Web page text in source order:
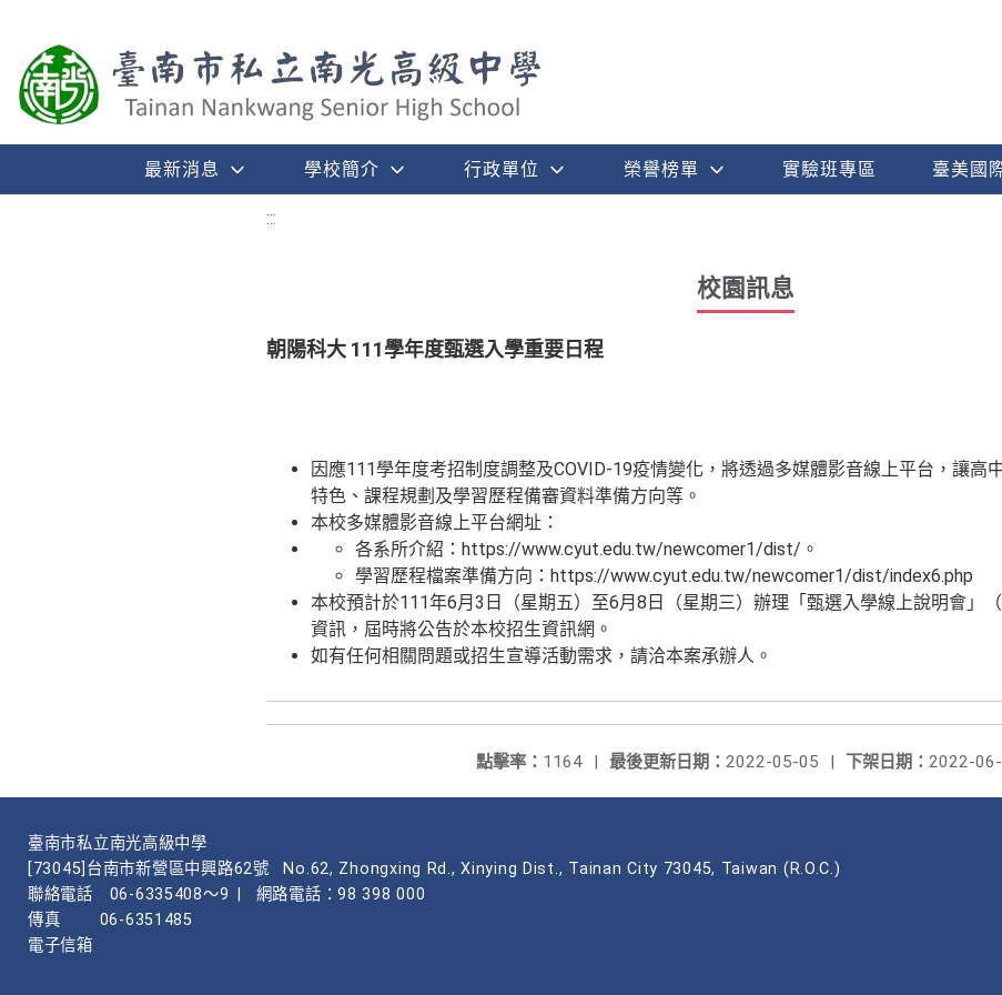
最新消息 學校簡介 行政單位 榮譽榜單 實驗班專區 臺美國
:::
校園訊息
朝陽科大 111學年度甄選入學重要日程
因應111學年度考招制度調整及COVID-19疫情變化，將透過多媒體影音線上平台，讓高
特色、課程規劃及學習歷程備審資料準備方向等。
本校多媒體影音線上平台網址：
各系所介紹：https://www.cyut.edu.tw/newcomer1/dist/。
學習歷程檔案準備方向：https://www.cyut.edu.tw/newcomer1/dist/index6.php
本校預計於111年6月3日（星期五）至6月8日（星期三）辦理「甄選入學線上說明會」
資訊，屆時將公告於本校招生資訊網。
如有任何相關問題或招生宣導活動需求，請洽本案承辦人。
下架日期： 2022-
最後更新日期： 2022-05-05 |
點擊率： 1164 |
臺南市私立南光高級中學
[73045]台南市新營區中興路62號
No.62, Zhongxing Rd., Xinying Dist., Tainan City 73045, Taiwan (R.O.C.)
聯絡電話
06-6335408～9
網路電話：98 398 000
傳真
06-6351485
電子信箱